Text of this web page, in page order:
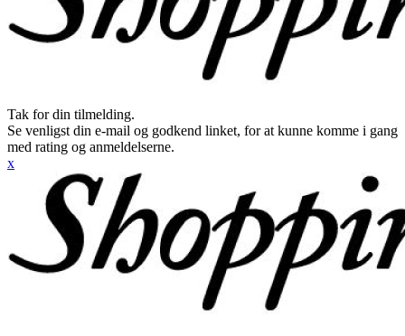
Tak for din tilmelding.
Se venligst din e-mail og godkend linket, for at kunne komme i gang
med rating og anmeldelserne.
x